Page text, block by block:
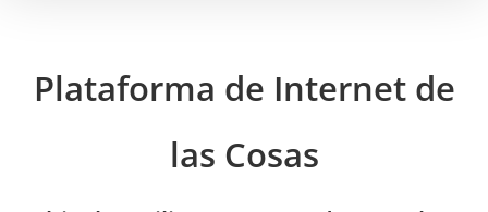
Plataforma de Internet de
las Cosas